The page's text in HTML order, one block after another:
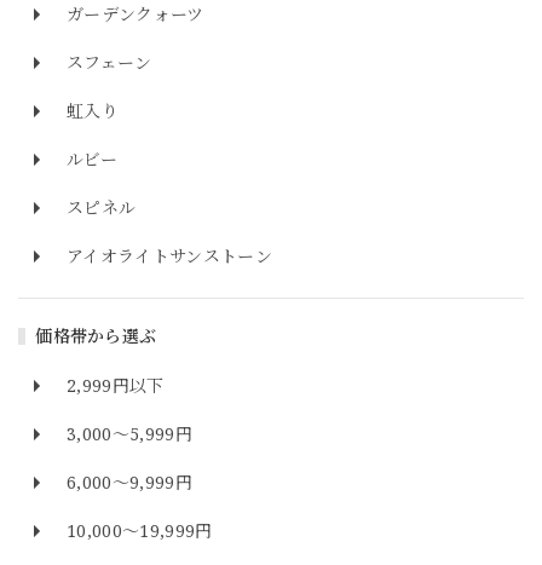
ガーデンクォーツ
スフェーン
虹入り
ルビー
スピネル
アイオライトサンストーン
価格帯から選ぶ
2,999円以下
3,000～5,999円
6,000～9,999円
10,000～19,999円